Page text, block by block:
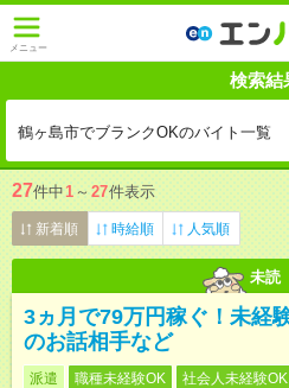
メニュー
検索結
鶴ヶ島市でブランクOKのバイト一覧
27件中1 ～ 27件表示
新着順 時給順 人気順
未読
3ヵ月で79万円稼ぐ！未経
のお話相手など
派遣 職種未経験OK 社会人未経験OK